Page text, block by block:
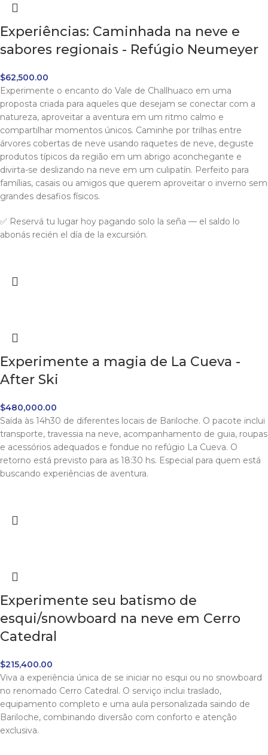
Experiências: Caminhada na neve e
sabores regionais - Refúgio Neumeyer
$62,500.00
Experimente o encanto do Vale de Challhuaco em uma
proposta criada para aqueles que desejam se conectar com a
natureza, aproveitar a aventura em um ritmo calmo e
compartilhar momentos únicos. Caminhe por trilhas entre
árvores cobertas de neve usando raquetes de neve, deguste
produtos típicos da região em um abrigo aconchegante e
divirta-se deslizando na neve em um culipatín. Perfeito para
famílias, casais ou amigos que querem aproveitar o inverno sem
grandes desafios físicos.
✅ Reservá tu lugar hoy pagando solo la seña — el saldo lo
abonás recién el día de la excursión.
Experimente a magia de La Cueva -
After Ski
$480,000.00
Saída às 14h30 de diferentes locais de Bariloche. O pacote inclui
transporte, travessia na neve, acompanhamento de guia, roupas
e acessórios adequados e fondue no refúgio La Cueva. O
retorno está previsto para as 18:30 hs. Especial para quem está
buscando experiências de aventura.
Experimente seu batismo de
esqui/snowboard na neve em Cerro
Catedral
$215,400.00
Viva a experiência única de se iniciar no esqui ou no snowboard
no renomado Cerro Catedral. O serviço inclui traslado,
equipamento completo e uma aula personalizada saindo de
Bariloche, combinando diversão com conforto e atenção
exclusiva.